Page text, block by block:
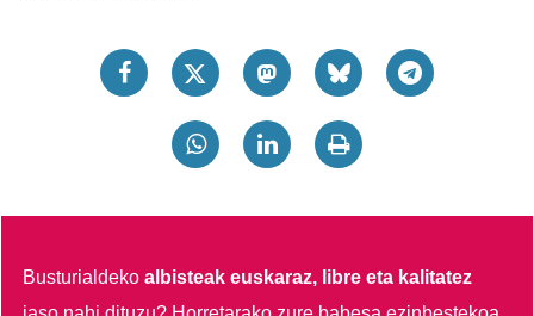
Busturialdekoalbisteak euskaraz, libre eta kalitatez